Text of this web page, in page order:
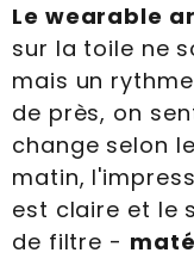
Le wearable
sur la toile ne
mais un
de près, on
change selon
matin,
est claire et le
de filtre -